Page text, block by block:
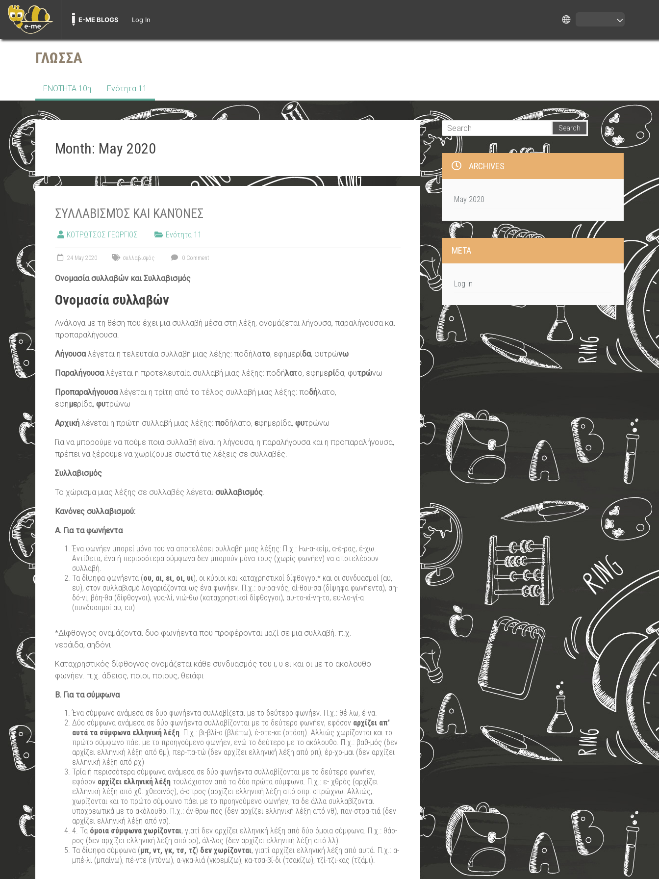
E-ME BLOGS Log In
Skip
ΓΛΩΣΣΑ
ΕΝΟΤΗΤΑ 10η Ενότητα 11
Month: May 2020
ΣΥΛΛΑΒΙΣΜΌΣ ΚΑΙ ΚΑΝΌΝΕΣ
ΚΟΤΡΩΤΣΟΣ ΓΕΩΡΓΙΟΣ Ενότητα 11
24 May 2020 συλλαβισμός 0 Comment
Ονομασία συλλαβών και Συλλαβισμός
Ονομασία συλλαβών
Ανάλογα με τη θέση που έχει μια συλλαβή μέσα στη λέξη, ονομάζεται λήγουσα, παραλήγουσα και
προπαραλήγουσα.
Λήγουσαλέγεται η τελευταία συλλαβή μιας λέξης: ποδήλατο, εφημερίδα, φυτρώνω
Παραλήγουσαλέγεται η προτελευταία συλλαβή μιας λέξης: ποδήλατο, εφημερίδα, φυτρώνω
Προπαραλήγουσαλέγεται η τρίτη από το τέλος συλλαβή μιας λέξης: ποδήλατο,
εφημερίδα, φυτρώνω
Αρχική λέγεται η πρώτη συλλαβή μιας λέξης: ποδήλατο, εφημερίδα, φυτρώνω
Για να μπορούμε να πούμε ποια συλλαβή είναι η λήγουσα, η παραλήγουσα και η προπαραλήγουσα,
πρέπει να ξέρουμε να χωρίζουμε σωστά τις λέξεις σε συλλαβές.
Συλλαβισμός
Το χώρισμα μιας λέξης σε συλλαβές λέγεται συλλαβισμός.
Κανόνες συλλαβισμού:
Α. Για τα φωνήεντα
Ένα φωνήεν μπορεί μόνο του να αποτελέσει συλλαβή μιας λέξης: Π.χ.: Ι-ω-α-κείμ, α-έ-ρας, έ-χω.
Αντίθετα, ένα ή περισσότερα σύμφωνα δεν μπορούν μόνα τους (χωρίς φωνήεν) να αποτελέσουν
συλλαβή.
Τα δίψηφα φωνήεντα (ου, αι, ει, οι, υι), οι κύριοι και καταχρηστικοί δίφθογγοι* και οι συνδυασμοί (αυ,
ευ), στον συλλαβισμό λογαριάζονται ως ένα φωνήεν. Π.χ.: ου-ρα-νός, αί-θου-σα (δίψηφα φωνήεντα), αη-
δό-νι, βόη-θα (δίφθογγοι), γυα-λί, νιώ-θω (καταχρηστικοί δίφθογγοι), αυ-το-κί-νη-το, ευ-λο-γί-α
(συνδυασμοί αυ, ευ)
*Δίφθογγος οναμάζονται δυο φωνήεντα που προφέρονται μαζί σε μια συλλαβή. π.χ.
νεράιδα, αηδόνι
Καταχρηστικός δίφθογγος ονομάζεται κάθε συνδυασμός του ι, υ ει και οι με το ακολουθο
φωνήεν. π.χ. άδειος, ποιοι, ποιους, θειάφι
B. Για τα σύμφωνα
Ένα σύμφωνο ανάμεσα σε δυο φωνήεντα συλλαβίζεται με το δεύτερο φωνήεν. Π.χ.: θέ-λω, έ-να.
Δύο σύμφωνα ανάμεσα σε δύο φωνήεντα συλλαβίζονται με το δεύτερο φωνήεν, εφόσον αρχίζει απ'
αυτά τα σύμφωνα ελληνική λέξη. Π.χ.: βι-βλί-ο (βλέπω), έ-στε-κε (στάση). Αλλιώς χωρίζονται και το
πρώτο σύμφωνο πάει με το προηγούμενο φωνήεν, ενώ το δεύτερο με το ακόλουθο. Π.χ.: βαθ-μός (δεν
αρχίζει ελληνική λέξη από θμ), περ-πα-τώ (δεν αρχίζει ελληνική λέξη από ρπ), έρ-χο-μαι (δεν αρχίζει
ελληνική λέξη από ρχ)
Τρία ή περισσότερα σύμφωνα ανάμεσα σε δύο φωνήεντα συλλαβίζονται με το δεύτερο φωνήεν,
εφόσον αρχίζει ελληνική λέξη τουλάχιστον από τα δύο πρώτα σύμφωνα. Π.χ.: ε- χθρός (αρχίζει
ελληνική λέξη από χθ: χθεσινός), ά-σπρος (αρχίζει ελληνική λέξη από σπρ: σπρώχνω. Αλλιώς,
χωρίζονται και το πρώτο σύμφωνο πάει με το προηγούμενο φωνήεν, τα δε άλλα συλλαβίζονται
υποχρεωτικά με το ακόλουθο. Π.χ.: άν-θρω-πος (δεν αρχίζει ελληνική λέξη από νθ), παν-στρα-τιά (δεν
αρχίζει ελληνική λέξη από νσ).
4. Τα όμοια σύμφωνα χωρίζονται, γιατί δεν αρχίζει ελληνική λέξη από δύο όμοια σύμφωνα. Π.χ.: θάρ-
ρος (δεν αρχίζει ελληνική λέξη από ρρ), άλ-λος (δεν αρχίζει ελληνική λέξη από λλ).
Τα δίψηφα σύμφωνα (μπ, ντ, γκ, τσ, τζ) δεν χωρίζονται, γιατί αρχίζει ελληνική λέξη από αυτά. Π.χ.: α-
μπέ-λι (μπαίνω), πέ-ντε (ντύνω), α-γκα-λιά (γκρεμίζω), κα-τσα-βί-δι (τσακίζω), τζί-τζι-κας (τζάμι).
ARCHIVES
May 2020
META
Log in